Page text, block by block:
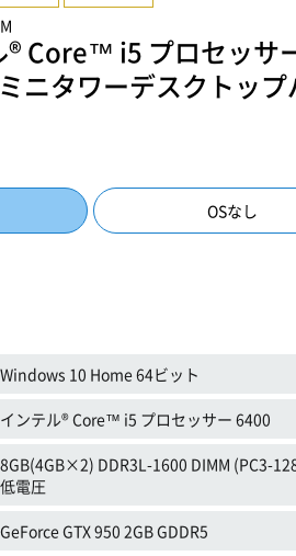
® Core™ i5 プロセッサ
ニタワーデスクトッ
OSなし
Windows 10 Home 64ビット
インテル® Core™ i5 プロセッサー 6400
8GB(4GB×2) DDR3L-1600 DIMM (PC3-
低電圧
GeForce GTX 950 2GB GDDR5